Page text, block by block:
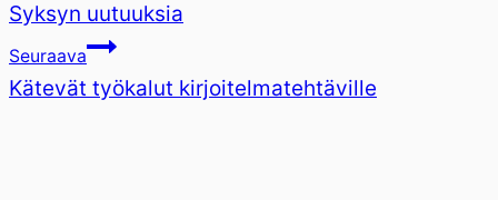
Syksyn uutuuksia
Seuraava
Kätevät työkalut kirjoitelmatehtäville